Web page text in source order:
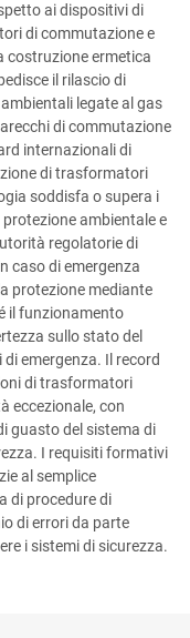
ai dispositivi di
di commutazione e
costruzione ermetica
il rilascio di
legate al gas
di commutazione
internazionali di
di trasformatori
soddisfa o supera i
ambientale e
regolatorie di
caso di emergenza
protezione mediante
il funzionamento
sullo stato del
emergenza. Il record
di trasformatori
eccezionale, con
guasto del sistema di
I requisiti formativi
al semplice
di procedure di
di errori da parte
i sistemi di sicurezza.